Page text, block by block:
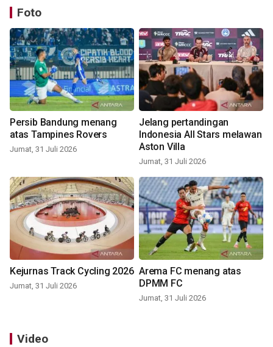
Foto
Persib Bandung menang
atas Tampines Rovers
Jumat, 31 Juli 2026
Jelang pertandingan
Indonesia All Stars melawan
Aston Villa
Jumat, 31 Juli 2026
Kejurnas Track Cycling 2026
Jumat, 31 Juli 2026
Arema FC menang atas
DPMM FC
Jumat, 31 Juli 2026
Video